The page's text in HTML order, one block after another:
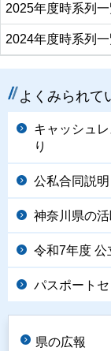
2025年度時系列一
2024年度時系列一
よくみられて
キャッシュ
り
公私合同説
神奈川県の
令和7年度 公
パスポート
県の広報